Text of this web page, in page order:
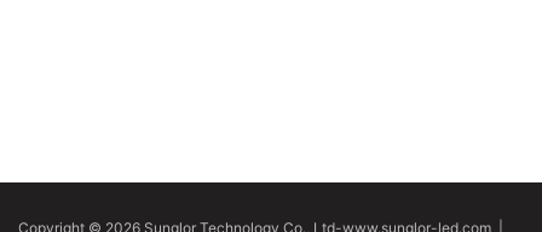
Copyright © 2026 Sunglor Technology Co., Ltd-www.sunglor-led.com